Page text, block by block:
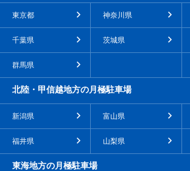
東京都 神奈川県
千葉県 茨城県
群馬県
北陸・甲信越地方の月極駐車場
新潟県 富山県
福井県 山梨県
東海地方の月極駐車場